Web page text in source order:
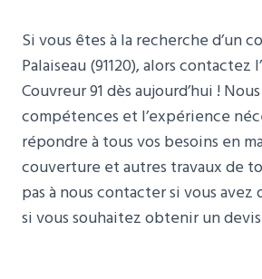
Si vous êtes à la recherche d’un
Palaiseau (91120), alors contactez
Couvreur 91 dès aujourd’hui !
compétences et l’expérience
répondre à tous vos besoins en
couverture et autres travaux de
pas à nous contacter si vous avez
si vous souhaitez obtenir un